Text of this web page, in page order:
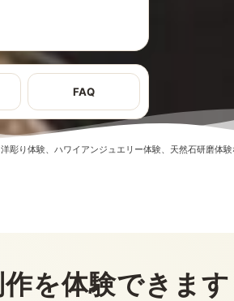
FAQ
り体験、ハワイアンジュエリー体験、天然石研磨体
を体験できます